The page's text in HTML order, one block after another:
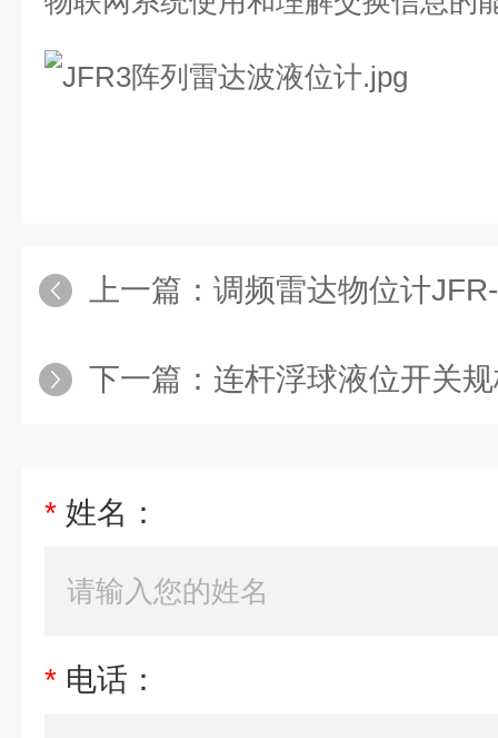
上一篇： 调频雷达物位计
下一篇： 连杆浮球液位开关
* 姓名：
* 电话：